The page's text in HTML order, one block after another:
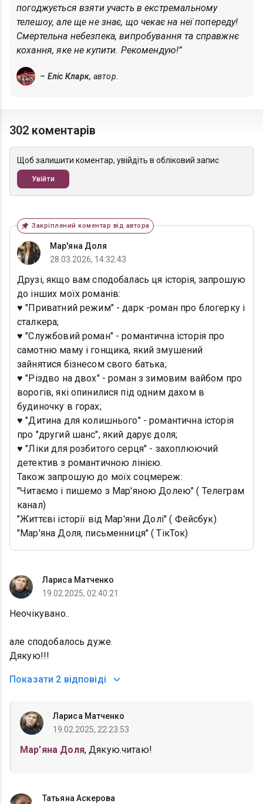
погоджується взяти участь в екстремальному
телешоу, але ще не знає, що чекає на неї попереду!
Смертельна небезпека, випробування та справжнє
кохання, яке не купити. Рекомендую!”
– Еліс Кларк, автор.
302 коментарів
Щоб залишити коментар, увійдіть в обліковий запис
Увійти
Закріплений коментар від автора
Мар'яна Доля
28.03.2026, 14:32:43
Друзі, якщо вам сподобалась ця історія, запрошую
до інших моїх романів:
♥️ "Приватний режим" - дарк -роман про блогерку і
сталкера;
♥️ "Службовий роман" - романтична історія про
самотню маму і гонщика, який змушений
зайнятися бізнесом свого батька;
♥️ "Різдво на двох" - роман з зимовим вайбом про
ворогів, які опинилися під одним дахом в
будиночку в горах;
♥️ "Дитина для колишнього" - романтична історія
про "другий шанс", який дарує доля;
♥️ "Ліки для розбитого серця" - захоплюючий
детектив з романтичною лінією.
Також запрошую до моїх соцмереж:
"Читаємо і пишемо з Мар'яною Долею" ( Телеграм
канал)
"Життєві історії від Мар'яни Долі" ( Фейсбук)
"Мар'яна Доля, письменниця" ( ТікТок)
Лариса Матченко
19.02.2025, 02:40:21
Неочікувано..
але сподобалось дуже.
Дякую!!!
Показати 2 відповіді
Лариса Матченко
19.02.2025, 22:23:53
Мар'яна Доля, Дякую.читаю!
Татьяна Аскерова